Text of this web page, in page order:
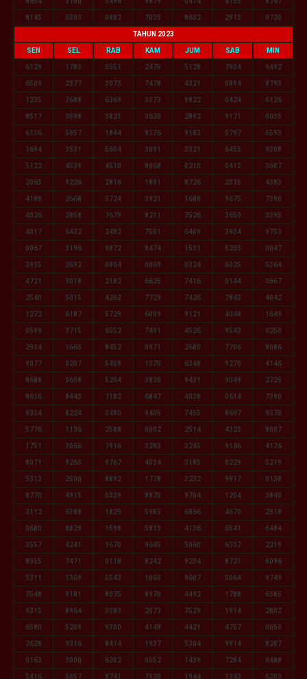
8145 5503 0882 7035 8632 2913 0720
TAHUN 2023
SEN SEL RAB KAM JUM SAB MIN
6129 1783 0551 2475 5128 7934 9492
6509 2377 3073 7478 4321 5894 8793
1235 7688 6369 3373 9822 0424 6126
8517 0598 3821 3620 2892 9171 6035
6136 5057 1844 8376 9183 0797 6593
1694 3531 5604 3091 3321 6455 9308
5122 4539 4510 8068 0210 0413 3607
2065 9226 2816 1891 8726 2315 4383
4188 2668 3724 3921 1688 9675 7390
4026 2858 7679 8211 7526 3650 3395
4017 6432 2482 7501 6409 3934 9753
0067 3196 9872 8474 1531 5233 0047
3935 2692 0804 0069 0324 6025 5364
4721 3018 2182 6625 7416 0144 3667
2540 5015 4262 7729 7426 7843 4042
1272 6187 5729 6009 9121 4048 1649
0599 3715 6552 7491 4526 9543 0250
2934 1663 8452 0971 2680 7706 8086
9077 0207 5409 1375 6348 9270 4146
8688 0608 5264 3820 9431 9049 2725
8616 8443 7182 6847 4038 0614 7390
9334 8224 3480 9405 7455 8697 9370
5776 1136 2588 0002 2514 4323 8007
1751 3066 7916 3283 3245 9146 4176
8071 9263 9767 4034 3185 0229 5219
5313 2500 8892 1778 3232 9917 0138
8770 4915 5339 8875 9704 1204 3840
3112 6388 1829 5985 6866 4670 2918
0680 8829 1598 5813 4136 6541 6484
3557 4241 1670 9645 5060 6337 2219
8355 7471 0118 8242 9234 8721 6096
5311 1369 5543 1065 9607 5064 9749
7548 9181 8075 8970 4492 1788 6385
9315 8964 3083 2073 7529 1914 2802
6580 5209 9300 4148 4421 4757 0050
7628 9316 8414 1937 5304 9914 8207
0163 3000 6202 0552 1439 7284 0488
5416 5057 8741 7920 1944 1343 6203